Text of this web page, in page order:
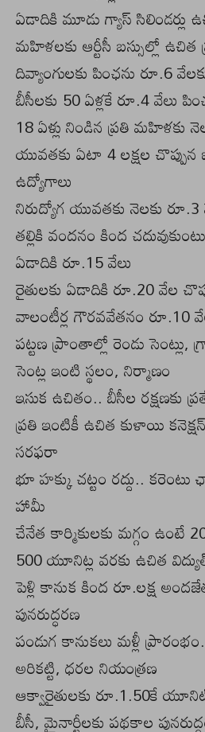
ఏడాదికి మూడు గ్యాస్‌ సిలిండర్లు
మహిళలకు ఆర్టీసీ బస్సుల్లో
దివ్యాంగులకు పింఛను రూ.6
బీసీలకు 50 ఏళ్లకే రూ.4 వేలు
18 ఏళ్లు నిండిన ప్రతి మహిళకు
యువతకు ఏటా 4 లక్షల చొప్పున
ఉద్యోగాలు
నిరుద్యోగ యువతకు నెలకు
తల్లికి వందనం కింద
ఏడాదికి రూ.15 వేలు
రైతులకు ఏడాదికి రూ.20 వేల
వాలంటీర్ల గౌరవవేతనం రూ.10
పట్టణ ప్రాంతాల్లో రెండు
సెంట్ల ఇంటి స్థలం, నిర్మాణం
ఇసుక ఉచితం.. బీసీల రక్షణకు
ప్రతి ఇంటికీ ఉచిత కుళాయి
సరఫరా
భూ హక్కు చట్టం రద్దు..
హామీ
చేనేత కార్మికులకు మగ్గం ఉంటే
500 యూనిట్ల వరకు ఉచిత
పెళ్లి కానుక కింద రూ.లక్ష
పునరుద్ధరణ
పండుగ కానుకలు మళ్లీ
అరికట్టి, ధరల నియంత్రణ
ఆక్వారైతులకు రూ.1.50కే
బీసీ, మైనార్టీలకు పథకాల